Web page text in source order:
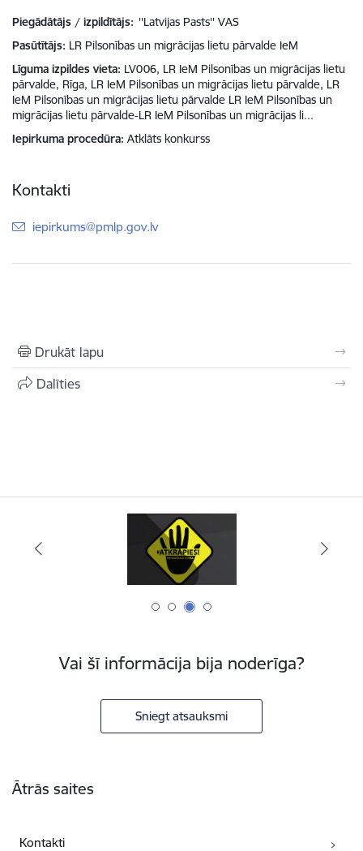
Piegādātājs / izpildītājs: ''Latvijas Pasts'' VAS
Pasūtītājs LR Pilsonības un migrācijas lietu pārvalde IeM
Līguma izpildes vieta LV006, LR IeM Pilsonības un migrācijas lietu
pārvalde, Rīga, LR IeM Pilsonības un migrācijas lietu pārvalde, LR
IeM Pilsonības un migrācijas lietu pārvalde LR IeM Pilsonības un
migrācijas lietu pārvalde-LR IeM Pilsonības un migrācijas li...
Iepirkuma procedūra Atklāts konkurss
Kontakti
E-pasts:
iepirkums@pmlp.gov.lv
Drukāt lapu
Dalīties
Vai šī informācija bija noderīga?
Sniegt atsauksmi
Ātrās saites
Kontakti